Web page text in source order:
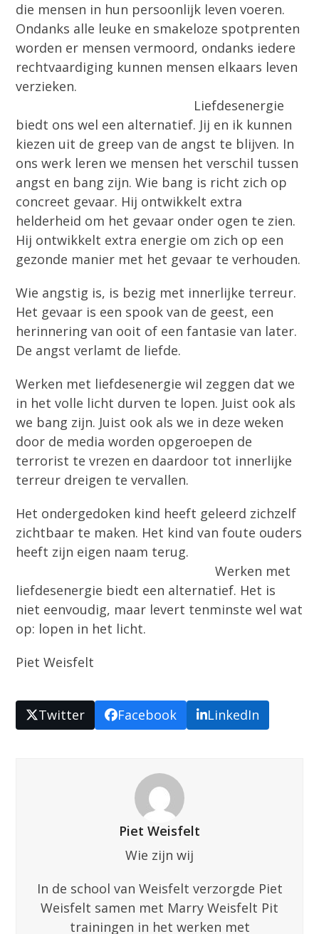
die mensen in hun persoonlijk leven voeren.
Ondanks alle leuke en smakeloze spotprenten
worden er mensen vermoord, ondanks iedere
rechtvaardiging kunnen mensen elkaars leven
verzieken.
Liefdesenergie
biedt ons wel een alternatief. Jij en ik kunnen
kiezen uit de greep van de angst te blijven. In
ons werk leren we mensen het verschil tussen
angst en bang zijn. Wie bang is richt zich op
concreet gevaar. Hij ontwikkelt extra
helderheid om het gevaar onder ogen te zien.
Hij ontwikkelt extra energie om zich op een
gezonde manier met het gevaar te verhouden.
Wie angstig is, is bezig met innerlijke terreur.
Het gevaar is een spook van de geest, een
herinnering van ooit of een fantasie van later.
De angst verlamt de liefde.
Werken met liefdesenergie wil zeggen dat we
in het volle licht durven te lopen. Juist ook als
we bang zijn. Juist ook als we in deze weken
door de media worden opgeroepen de
terrorist te vrezen en daardoor tot innerlijke
terreur dreigen te vervallen.
Het ondergedoken kind heeft geleerd zichzelf
zichtbaar te maken. Het kind van foute ouders
heeft zijn eigen naam terug.
Werken met
liefdesenergie biedt een alternatief. Het is
niet eenvoudig, maar levert tenminste wel wat
op: lopen in het licht.
Piet Weisfelt
Twitter Facebook LinkedIn
Piet Weisfelt
Wie zijn wij
In de school van Weisfelt verzorgde Piet
Weisfelt samen met Marry Weisfelt Pit
trainingen in het werken met